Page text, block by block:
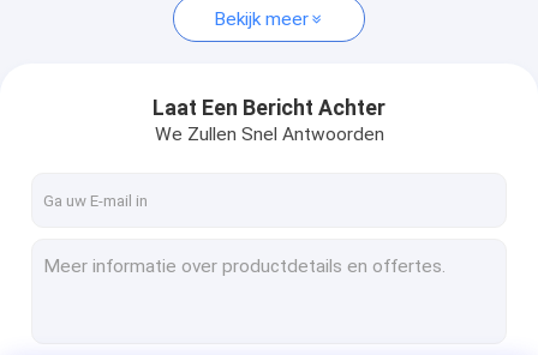
Bekijk meer
Laat Een Bericht Achter
We Zullen Snel Antwoorden